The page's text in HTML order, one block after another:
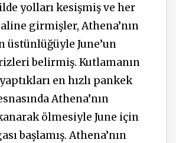
yolları kesişmiş ve her
girmişler, Athena’nın
üstünlüğüyle June’un
belirmiş. Kutlamanın
en hızlı pankek
Athena’nın
ölmesiyle June için
başlamış. Athena’nın